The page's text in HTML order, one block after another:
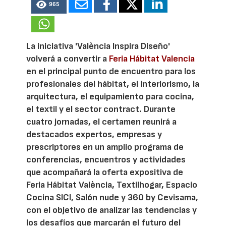
965
La iniciativa 'València Inspira Diseño'
volverá a convertir a Feria Hábitat Valencia
en el principal punto de encuentro para los
profesionales del hábitat, el interiorismo, la
arquitectura, el equipamiento para cocina,
el textil y el sector contract. Durante
cuatro jornadas, el certamen reunirá a
destacados expertos, empresas y
prescriptores en un amplio programa de
conferencias, encuentros y actividades
que acompañará la oferta expositiva de
Feria Hábitat València, Textilhogar, Espacio
Cocina SICI, Salón nude y 360 by Cevisama,
con el objetivo de analizar las tendencias y
los desafíos que marcarán el futuro del